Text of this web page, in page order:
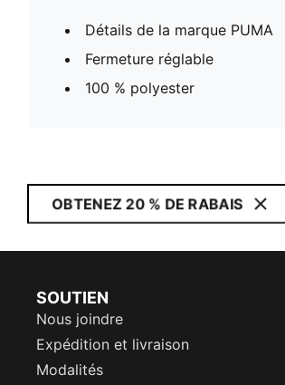
Détails de la marque PUMA
Fermeture réglable
100 % polyester
OBTENEZ 20 % DE RABAIS
SOUTIEN
Nous joindre
Expédition et livraison
Modalités